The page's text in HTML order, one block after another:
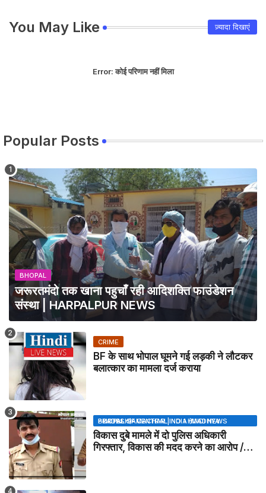
You May Like ज़्यादा दिखाएं
Error:कोई परिणाम नहीं मिला
Popular Posts
BHOPAL
जरूरतमंदो तक खाना पहुचाँ रही आदिशक्ति फाउंडेशन
संस्था | HARPALPUR NEWS
CRIME
BF के साथ भोपाल घूमने गई लड़की ने लौटकर
बलात्कार का मामला दर्ज कराया
BHOPAL SAMACHAR | NO 1 HINDI NEWS PORTAL OF CENTRAL INDIA (MADHYA PRADESH)
विकास दुबे मामले में दो पुलिस अधिकारी
गिरफ्तार, विकास की मदद करने का आरोप /